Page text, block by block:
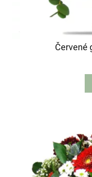
Červené